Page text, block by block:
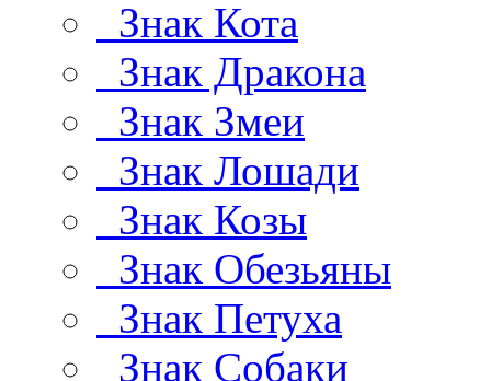
Знак Кота
Знак Дракона
Знак Змеи
Знак Лошади
Знак Козы
Знак Обезьяны
Знак Петуха
Знак Собаки